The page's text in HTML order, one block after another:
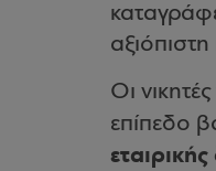
Οι
επίπεδο